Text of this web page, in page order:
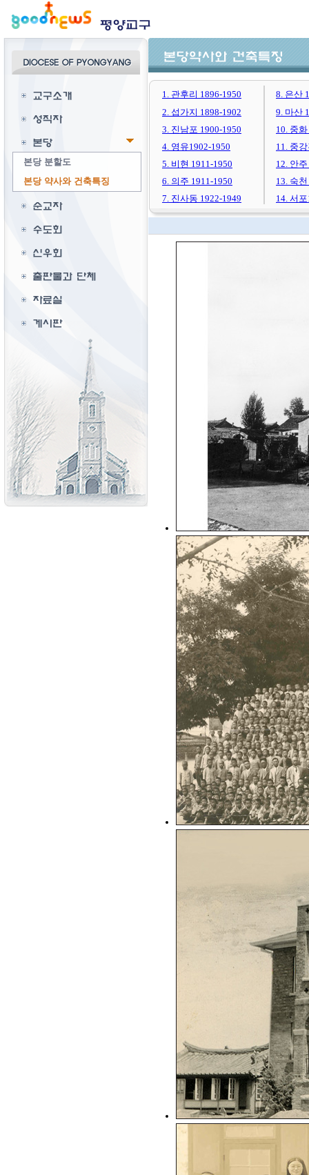
본당 분할도
본당 약사와 건축특징
1. 관후리 1896-1950
8. 은산
2. 섭가지 1898-1902
9. 마산
3. 진남포 1900-1950
10. 중
4. 영유1902-1950
11. 중
5. 비현 1911-1950
12. 안
6. 의주 1911-1950
13. 숙
7. 진사동 1922-1949
14. 서